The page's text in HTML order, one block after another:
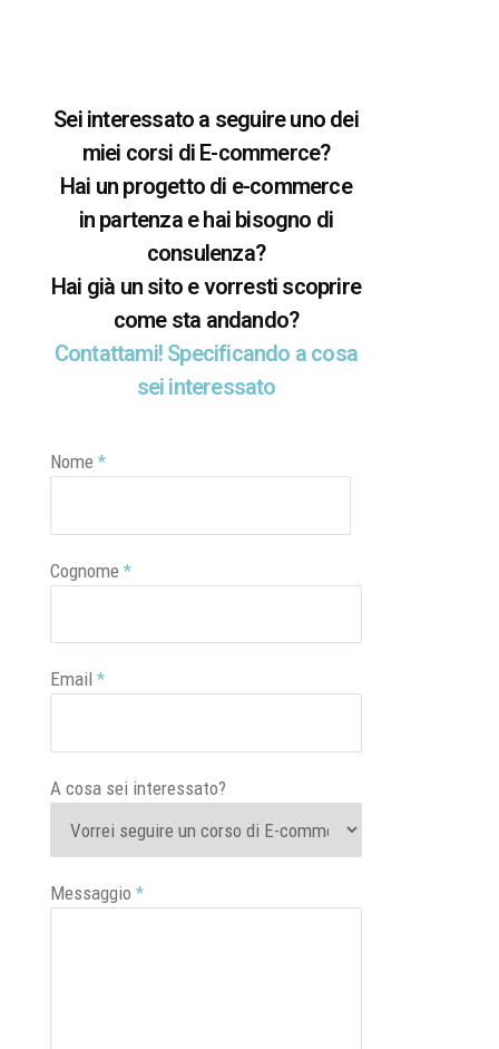
Sei interessato a seguire uno dei
miei corsi di E-commerce?
Hai un progetto di e-commerce
in partenza e hai bisogno di
consulenza?
Hai già un sito e vorresti scoprire
come sta andando?
Contattami! Specificando a cosa
sei interessato
Nome *
Cognome *
Email *
A cosa sei interessato?
Messaggio *